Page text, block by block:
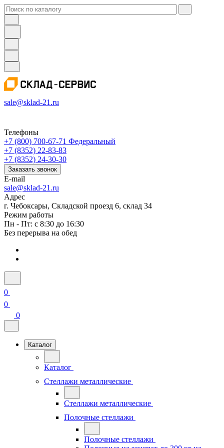
sale@sklad-21.ru
Телефоны
+7 (800) 700-67-71 Федеральный
+7 (8352) 22-83-83
+7 (8352) 24-30-30
Заказать звонок
E-mail
sale@sklad-21.ru
Адрес
г. Чебоксары, Складской проезд 6, склад 34
Режим работы
Пн - Пт: с 8:30 до 16:30
Без перерыва на обед
0
0
0
Каталог
Каталог
Стеллажи металлические
Стеллажи металлические
Полочные стеллажи
Полочные стеллажи